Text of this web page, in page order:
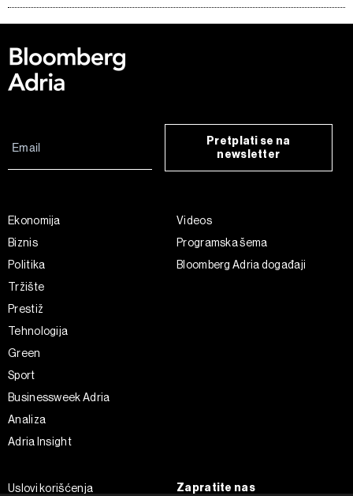
Pretplati se na
newsletter
Ekonomija
Biznis
Politika
Tržište
Prestiž
Tehnologija
Green
Sport
Businessweek Adria
Analiza
Adria Insight
Videos
Programska šema
Bloomberg Adria događaji
Uslovi korišćenja
Zapratite nas